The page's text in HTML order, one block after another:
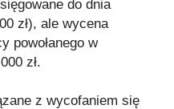
do dnia
zł), ale wycena
powołanego w
zł.
z wycofaniem się